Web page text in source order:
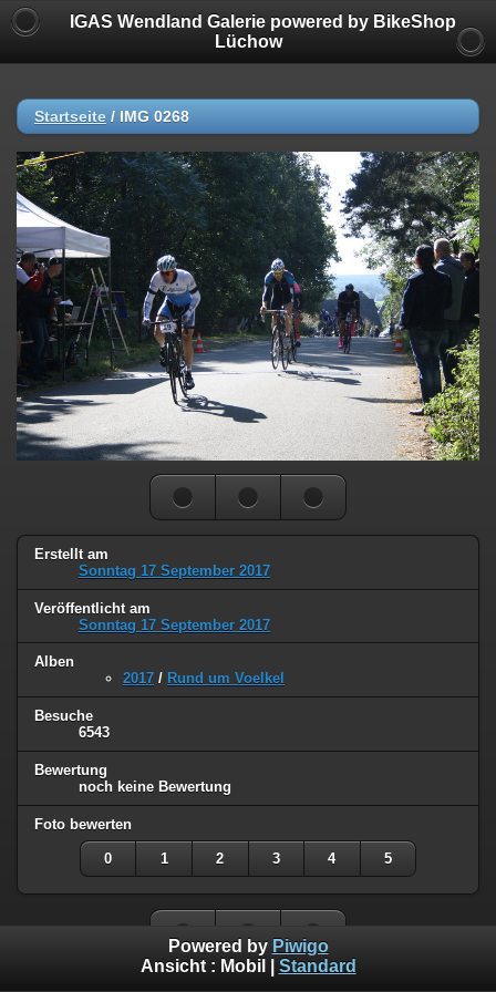
IGAS Wendland Galerie powered by BikeShop
Lüchow
Startseite / IMG 0268
Erstellt am
Sonntag 17 September 2017
Veröffentlicht am
Sonntag 17 September 2017
Alben
2017 / Rund um Voelkel
Besuche
6543
Bewertung
noch keine Bewertung
Foto bewerten
0 1 2 3 4 5
Powered by Piwigo
Ansicht : Mobil Standard